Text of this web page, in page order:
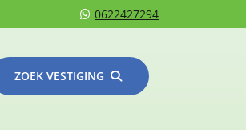
0622427294
ZOEK VESTIGING